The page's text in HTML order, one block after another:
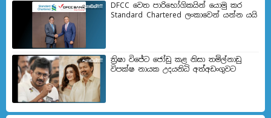
DFCC වෙත පාරිභෝගිකයින් යොමු කර
Standard Chartered ලංකාවෙන් යන්න යයි
ත්‍රිෂා විජේට ජෝඩු කළ නිසා තමිල්නාඩු
විපක්ෂ නායක උදයනිධි අත්අ‍ඩංගුවට